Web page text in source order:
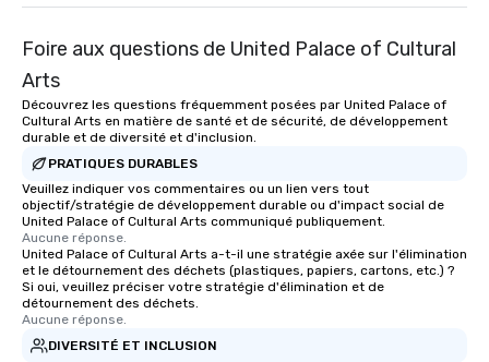
Foire aux questions de United Palace of Cultural
Arts
Découvrez les questions fréquemment posées par United Palace of
Cultural Arts en matière de santé et de sécurité, de développement
durable et de diversité et d'inclusion.
PRATIQUES DURABLES
Veuillez indiquer vos commentaires ou un lien vers tout
objectif/stratégie de développement durable ou d'impact social de
United Palace of Cultural Arts communiqué publiquement.
Aucune réponse.
United Palace of Cultural Arts a-t-il une stratégie axée sur l'élimination
et le détournement des déchets (plastiques, papiers, cartons, etc.) ?
Si oui, veuillez préciser votre stratégie d'élimination et de
détournement des déchets.
Aucune réponse.
DIVERSITÉ ET INCLUSION